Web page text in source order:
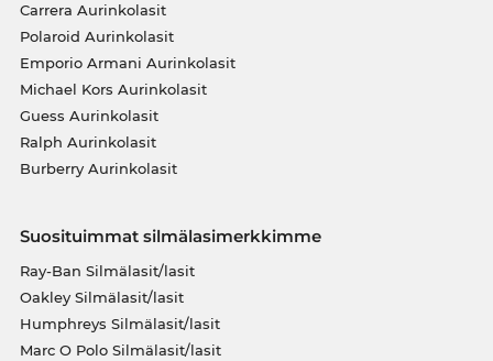
Carrera Aurinkolasit
Polaroid Aurinkolasit
Emporio Armani Aurinkolasit
Michael Kors Aurinkolasit
Guess Aurinkolasit
Ralph Aurinkolasit
Burberry Aurinkolasit
Suosituimmat silmälasimerkkimme
Ray-Ban Silmälasit/lasit
Oakley Silmälasit/lasit
Humphreys Silmälasit/lasit
Marc O Polo Silmälasit/lasit